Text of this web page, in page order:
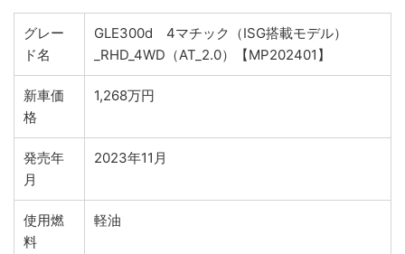
グレー
ド名
GLE300d 4マチック（ISG搭載モデル）
_RHD_4WD（AT_2.0）【MP202401】
新車価
格
1,268万円
発売年
月
2023年11月
使用燃
料
軽油